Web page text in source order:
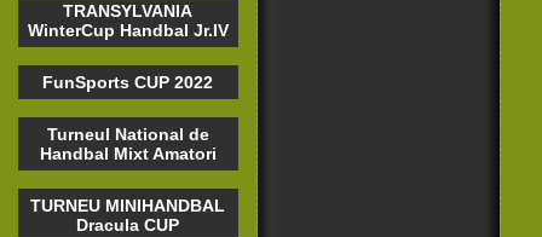
TRANSYLVANIA
WinterCup Handbal Jr.IV
FunSports CUP 2022
Turneul National de
Handbal Mixt Amatori
TURNEU MINIHANDBAL
Dracula CUP